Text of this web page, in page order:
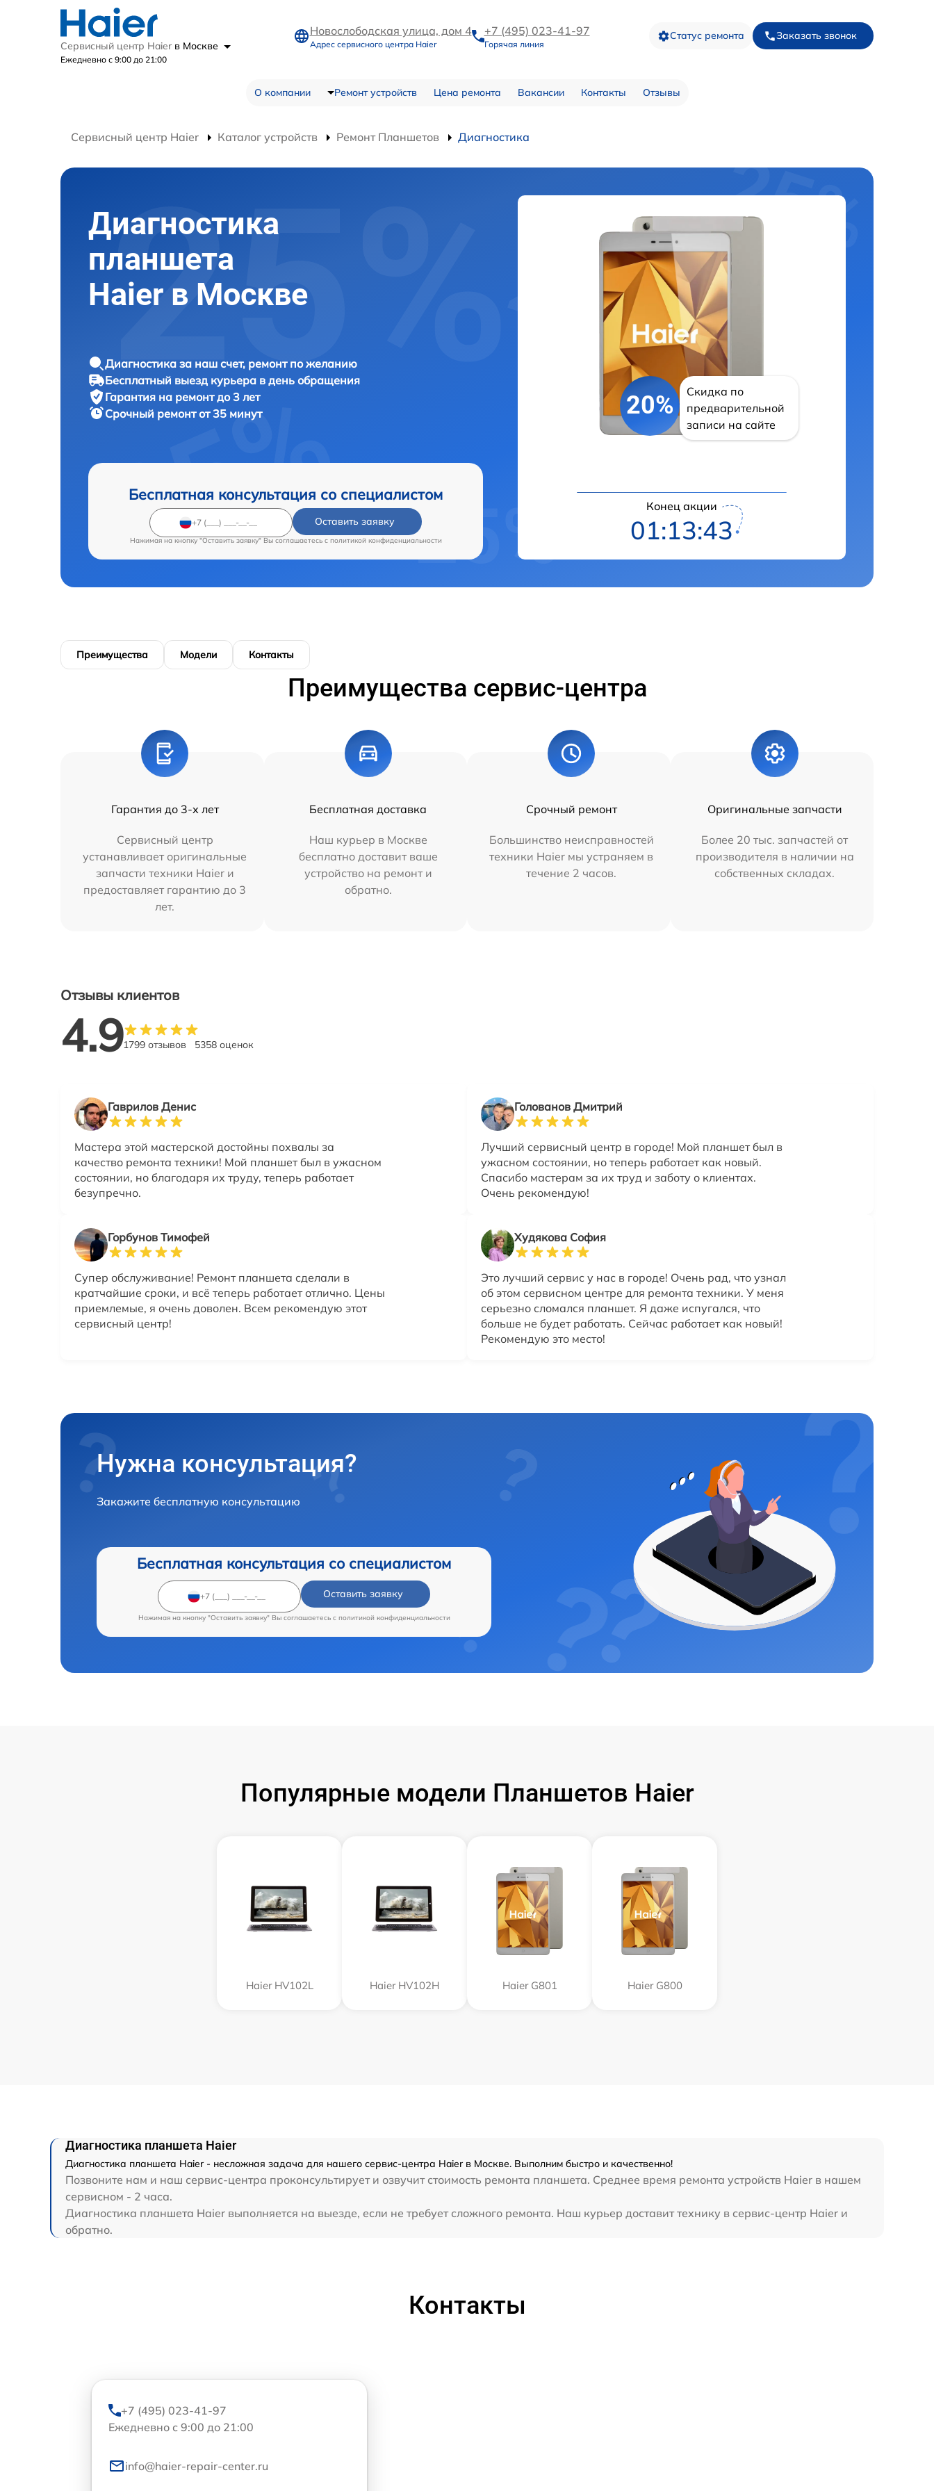
Сервисный центр Haier в Москве
Ежедневно с 9:00 до 21:00
Новослободская улица, дом 4
Адрес сервисного центра Haier
+7 (495) 023-41-97
Горячая линия
Статус ремонта Заказать звонок
О компании Ремонт устройств Цена ремонта Вакансии Контакты Отзывы
Сервисный центр Haier Каталог устройств Ремонт Планшетов Диагностика
Диагностика
планшета
Haier в Москве
Диагностика за наш счет, ремонт по желанию
Бесплатный выезд курьера в день обращения
Гарантия на ремонт до 3 лет
Срочный ремонт от 35 минут
Бесплатная консультация со специалистом
Оставить заявку
Нажимая на кнопку "Оставить заявку" Вы соглашаетесь c политикой конфиденциальности
20%
Скидка по
предварительной
записи на сайте
Конец акции
01:13:42
Преимущества Модели Контакты
Преимущества сервис-центра
Гарантия до 3-х лет
Сервисный центр
устанавливает оригинальные
запчасти техники Haier и
предоставляет гарантию до 3
лет.
Бесплатная доставка
Наш курьер в Москве
бесплатно доставит ваше
устройство на ремонт и
обратно.
Срочный ремонт
Большинство неисправностей
техники Haier мы устраняем в
течение 2 часов.
Оригинальные запчасти
Более 20 тыс. запчастей от
производителя в наличии на
собственных складах.
Отзывы клиентов
4.91799 отзывов 5358 оценок
Гаврилов Денис
Мастера этой мастерской достойны похвалы за
качество ремонта техники! Мой планшет был в ужасном
состоянии, но благодаря их труду, теперь работает
безупречно.
Голованов Дмитрий
Лучший сервисный центр в городе! Мой планшет был в
ужасном состоянии, но теперь работает как новый.
Спасибо мастерам за их труд и заботу о клиентах.
Очень рекомендую!
Горбунов Тимофей
Супер обслуживание! Ремонт планшета сделали в
кратчайшие сроки, и всё теперь работает отлично. Цены
приемлемые, я очень доволен. Всем рекомендую этот
сервисный центр!
Худякова София
Это лучший сервис у нас в городе! Очень рад, что узнал
об этом сервисном центре для ремонта техники. У меня
серьезно сломался планшет. Я даже испугался, что
больше не будет работать. Сейчас работает как новый!
Рекомендую это место!
Нужна консультация?
Закажите бесплатную консультацию
Бесплатная консультация со специалистом
Оставить заявку
Нажимая на кнопку "Оставить заявку" Вы соглашаетесь c политикой конфиденциальности
Популярные модели Планшетов Haier
Haier HV102L Haier HV102H Haier G801 Haier G800
Диагностика планшета Haier
Диагностика планшета Haier - несложная задача для нашего сервис-центра Haier в Москве. Выполним быстро и качественно!
Позвоните нам и наш сервис-центра проконсультирует и озвучит стоимость ремонта планшета. Среднее время ремонта устройств Haier в нашем
сервисном - 2 часа.
Диагностика планшета Haier выполняется на выезде, если не требует сложного ремонта. Наш курьер доставит технику в сервис-центр Haier и
обратно.
Контакты
+7 (495) 023-41-97
Ежедневно с 9:00 до 21:00
info@haier-repair-center.ru